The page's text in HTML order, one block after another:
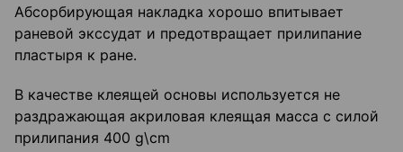
Абсорбирующая накладка хорошо впитывает
раневой экссудат и предотвращает прилипание
пластыря к ране.
В качестве клеящей основы используется не
раздражающая акриловая клеящая масса с силой
прилипания 400 g\cm